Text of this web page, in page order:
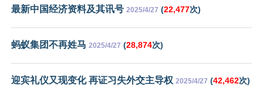
最新中国经济资料及其讯号 2025/4/27 (22,477次)
蚂蚁集团不再姓马 2025/4/27 (28,874次)
迎宾礼仪又现变化 再证习失外交主导权 2025/4/27 (42,462次)